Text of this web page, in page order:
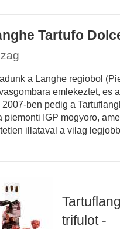
Tartufo
a Langhe regiobol
emlekeztet, es
ben pedig a
IGP mogyoro,
illataval a vilag
trifulot -